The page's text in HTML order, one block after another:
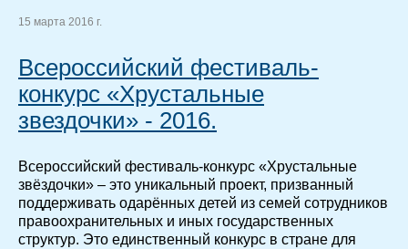
15 марта 2016 г.
Всероссийский фестиваль-
конкурс «Хрустальные
звездочки» - 2016.
Всероссийский фестиваль-конкурс «Хрустальные
звёздочки» – это уникальный проект, призванный
поддерживать одарённых детей из семей сотрудников
правоохранительных и иных государственных
структур. Это единственный конкурс в стране для